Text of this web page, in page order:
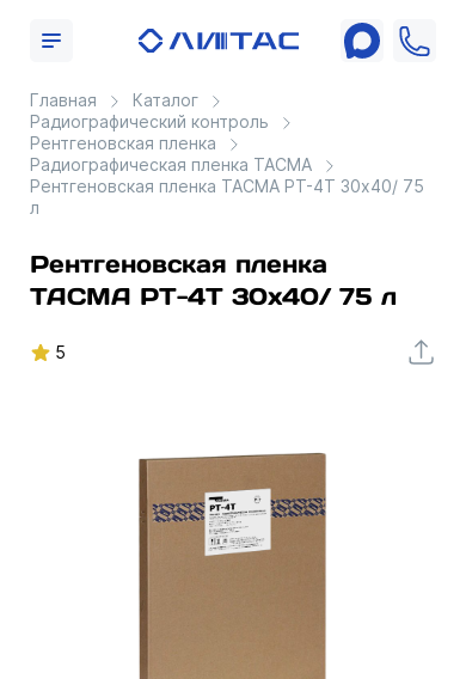
Главная
Каталог
Радиографический контроль
Рентгеновская пленка
Радиографическая пленка ТАСМА
Рентгеновская пленка ТАСМА РТ-4Т 30x40/ 75
л
Рентгеновская пленка
ТАСМА РТ-4Т 30x40/ 75 л
5